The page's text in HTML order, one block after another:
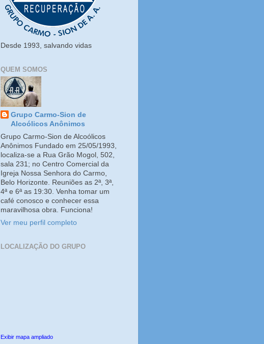
Desde 1993, salvando vidas
QUEM SOMOS
Grupo Carmo-Sion de
Alcoólicos Anônimos
Grupo Carmo-Sion de Alcoólicos
Anônimos Fundado em 25/05/1993,
localiza-se a Rua Grão Mogol, 502,
sala 231; no Centro Comercial da
Igreja Nossa Senhora do Carmo,
Belo Horizonte. Reuniões as 2ª, 3ª,
4ª e 6ª as 19:30. Venha tomar um
café conosco e conhecer essa
maravilhosa obra. Funciona!
Ver meu perfil completo
LOCALIZAÇÃO DO GRUPO
Exibir mapa ampliado